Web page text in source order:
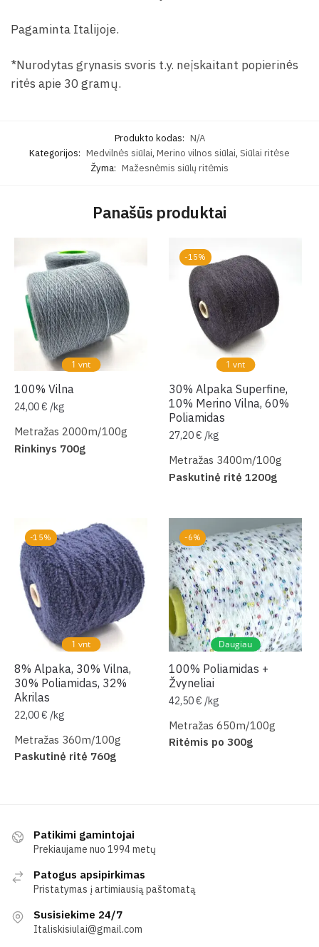
Pagaminta Italijoje.
*Nurodytas grynasis svoris t.y. neįskaitant popierinės
ritės apie 30 gramų.
Produkto kodas: N/A
Kategorijos: Medvilnės siūlai, Merino vilnos siūlai, Siūlai ritėse
Žyma: Mažesnėmis siūlų ritėmis
Panašūs produktai
1 vnt
100% Vilna
24,00€ /kg
Metražas 2000m/100g
Rinkinys 700g
-15%
1 vnt
30% Alpaka Superfine,
10% Merino Vilna, 60%
Poliamidas
27,20€ /kg
Metražas 3400m/100g
Paskutinė ritė 1200g
-15%
1 vnt
8% Alpaka, 30% Vilna,
30% Poliamidas, 32%
Akrilas
22,00€ /kg
Metražas 360m/100g
Paskutinė ritė 760g
-6%
Daugiau
100% Poliamidas +
Žvyneliai
42,50€ /kg
Metražas 650m/100g
Ritėmis po 300g
Patikimi gamintojai
Prekiaujame nuo 1994 metų
Patogus apsipirkimas
Pristatymas į artimiausią paštomatą
Susisiekime 24/7
Italiskisiulai@gmail.com